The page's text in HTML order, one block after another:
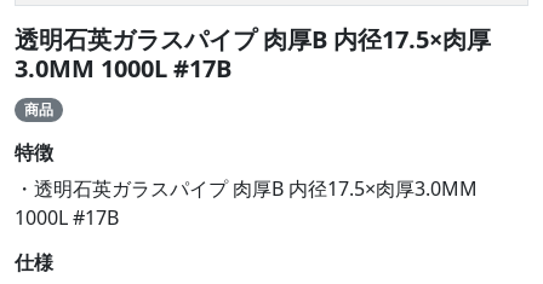
透明石英ガラスパイプ 肉厚B 内径17.5×肉厚
3.0MM 1000L #17B
商品
特徴
・透明石英ガラスパイプ 肉厚B 内径17.5×肉厚3.0MM
1000L #17B
仕様